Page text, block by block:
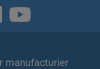
manufacturier